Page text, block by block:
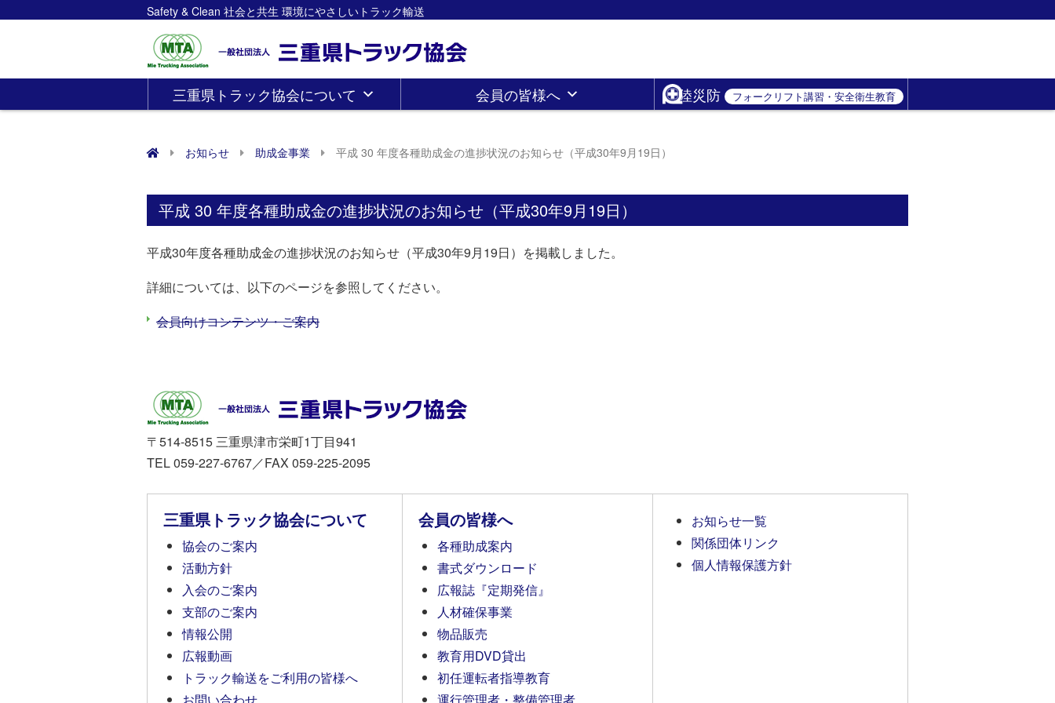
Safety & Clean 社会と共生 環境にやさしいトラック輸送
三重県トラック協会について 会員の皆様へ 陸災防 フォークリフト講習・安全衛生教育
お知らせ 助成金事業 平成 30 年度各種助成金の進捗状況のお知らせ（平成30年9月19日）
平成 30 年度各種助成金の進捗状況のお知らせ（平成30年9月19日）
平成30年度各種助成金の進捗状況のお知らせ（平成30年9月19日）を掲載しました。
詳細については、以下のページを参照してください。
会員向けコンテンツ・ご案内
〒514-8515 三重県津市栄町1丁目941
TEL 059-227-6767／FAX 059-225-2095
三重県トラック協会について
協会のご案内
活動方針
入会のご案内
支部のご案内
情報公開
広報動画
トラック輸送をご利用の皆様へ
お問い合わせ
会員の皆様へ
各種助成案内
書式ダウンロード
広報誌『定期発信』
人材確保事業
物品販売
教育用DVD貸出
初任運転者指導教育
運行管理者・整備管理者
お知らせ一覧
関係団体リンク
個人情報保護方針